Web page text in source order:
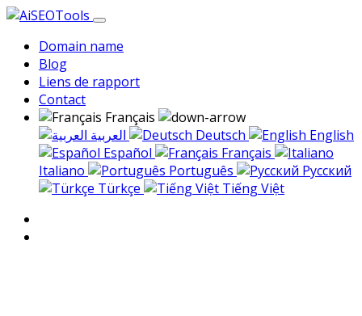
Domain name
Blog
Liens de rapport
Contact
Français
Deutsch
English
Español
Français
Italiano
Português
Русский
Türkçe
Tiếng Việt